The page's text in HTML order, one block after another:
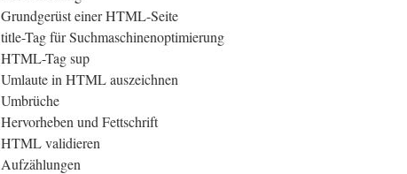
Grundgerüst einer HTML-Seite
title-Tag für Suchmaschinenoptimierung
HTML-Tag sup
Umlaute in HTML auszeichnen
Umbrüche
Hervorheben und Fettschrift
HTML validieren
Aufzählungen